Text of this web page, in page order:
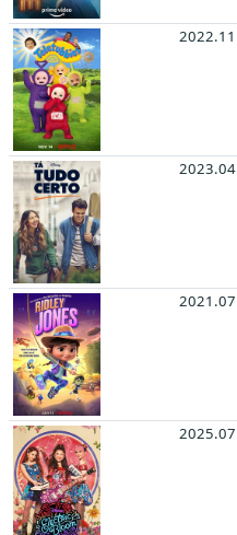
2022.11
2023.04
2021.07
2025.07